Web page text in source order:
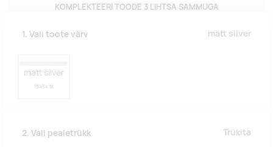
KOMPLEKTEERI TOODE 3 LIHTSA SAMMUGA
1. Vali toote värv matt silver
matt silver
15434 tk
2. Vali pealetrükk Trükita